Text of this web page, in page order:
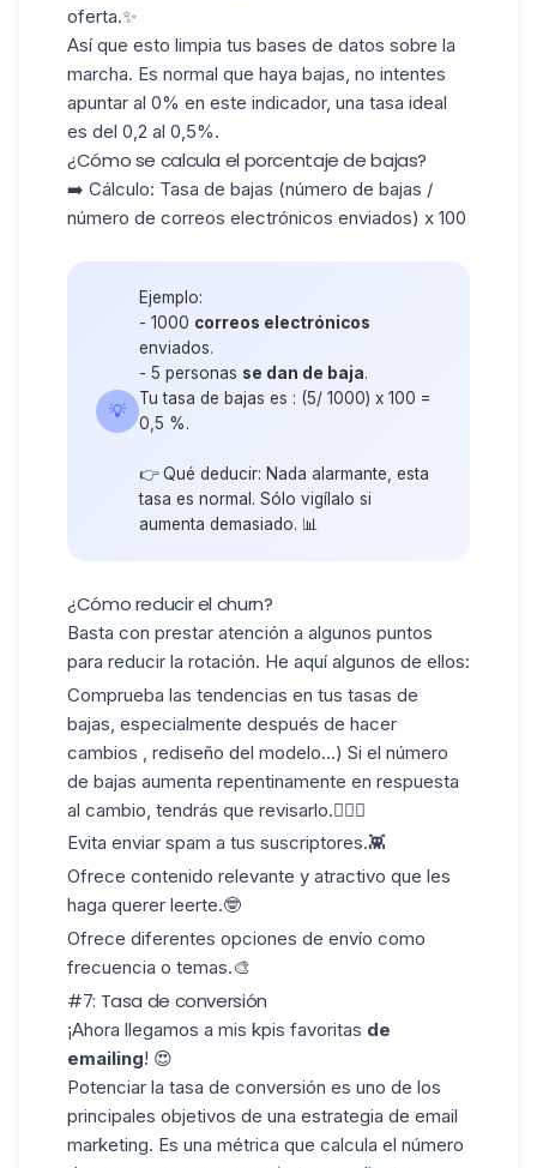
oferta.✨
Así que esto limpia tus bases de datos sobre la
marcha. Es normal que haya bajas, no intentes
apuntar al 0% en este indicador, una tasa ideal
es del 0,2 al 0,5%.
¿Cómo se calcula el porcentaje de bajas?
➡️ Cálculo: Tasa de bajas (número de bajas /
número de correos electrónicos enviados) x 100
💡
Ejemplo:
- 1000 correos electrónicos
enviados.
- 5 personas se dan de baja.
Tu tasa de bajas es : (5/ 1000) x 100 =
0,5 %.
👉 Qué deducir: Nada alarmante, esta
tasa es normal. Sólo vigílalo si
aumenta demasiado. 📊
¿Cómo reducir el churn?
Basta con prestar atención a algunos puntos
para reducir la rotación. He aquí algunos de ellos:
Comprueba las tendencias en tus tasas de
bajas, especialmente después de hacer
cambios , rediseño del modelo...) Si el número
de bajas aumenta repentinamente en respuesta
al cambio, tendrás que revisarlo.🕵🏻‍♀️
Evita enviar spam a tus suscriptores.👾
Ofrece contenido relevante y atractivo que les
haga querer leerte.🤓
Ofrece diferentes opciones de envío como
frecuencia o temas.🎨
#7: Tasa de conversión
¡Ahora llegamos a mis kpis favoritas de
emailing! 😍
Potenciar la tasa de conversión es uno de los
principales objetivos de una estrategia de email
marketing. Es una métrica que calcula el número